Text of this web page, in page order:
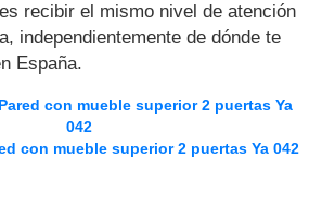
recibir el mismo nivel de atención
independientemente de dónde te
España.
con mueble superior 2 puertas Ya 042